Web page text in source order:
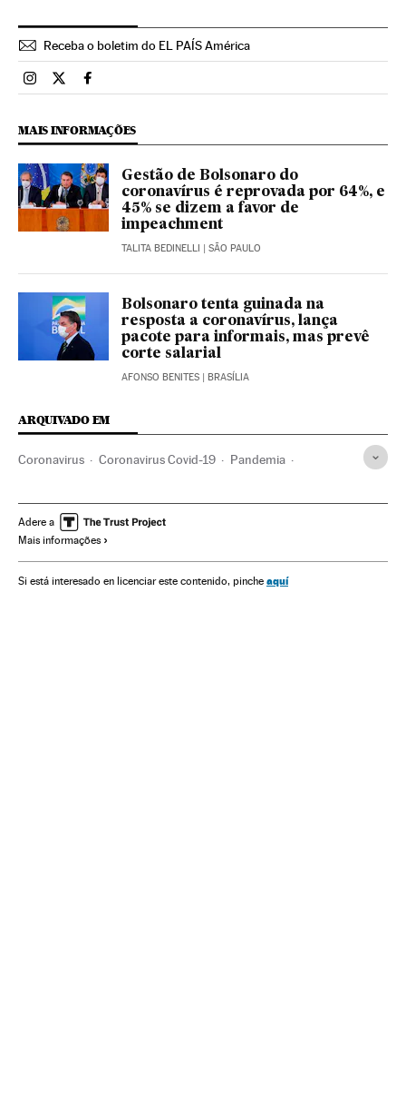
Receba o boletim do EL PAÍS América
Brasil El País Brasil en Instagram
Brasil El País Brasil en Twitter
Brasil El País Brasil en Facebook
MAIS INFORMAÇÕES
Gestão de Bolsonaro do
coronavírus é reprovada por 64%, e
45% se dizem a favor de
impeachment
TALITA BEDINELLI | SÃO PAULO
Bolsonaro tenta guinada na
resposta a coronavírus, lança
pacote para informais, mas prevê
corte salarial
AFONSO BENITES | BRASÍLIA
ARQUIVADO EM
Coronavirus Coronavirus Covid-19 Pandemia
Brasília Pequim China
Relações comerciais
Doenças respiratórias SARS Saúde Medicina
Adere a
Mais informações
Si está interesado en licenciar este contenido, pinche aquí